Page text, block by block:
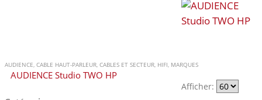
AUDIENCE CABLE HAUT-PARLEUR CABLES ET SECTEUR HIFI MARQUES
AUDIENCE Studio TWO HP
Afficher: